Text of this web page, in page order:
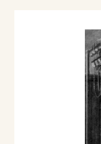
Palazzo della
1940 - II°
Pittura Anno
Palazzo della
1946 - Arnaldo
seconda
Hoepli Editore,